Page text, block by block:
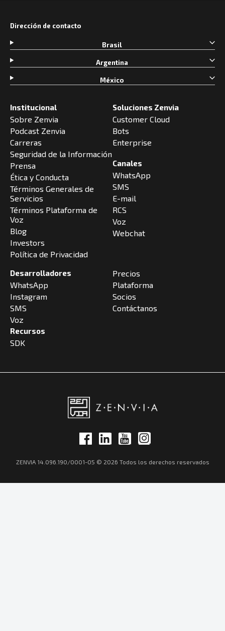
Institucional
Sobre Zenvia
Podcast Zenvia
Carreras
Seguridad de la Información
Prensa
Ética y Conducta
Términos Generales de
Servicios
Términos Plataforma de
Voz
Blog
Investors
Política de Privacidad
Soluciones Zenvia
Customer Cloud
Bots
Enterprise
Canales
WhatsApp
SMS
E-mail
RCS
Voz
Webchat
Desarrolladores
WhatsApp
Instagram
SMS
Voz
Recursos
SDK
Precios
Plataforma
Socios
Contáctanos
Dirección de contacto
Brasil
Argentina
México
ZENVIA 14.096.190/0001-05 © 2026 Todos los derechos reservados